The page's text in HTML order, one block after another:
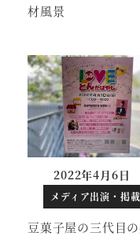
材風景
豆菓子屋の三代目
投稿日
2022年4月6日
メディア出演・掲載